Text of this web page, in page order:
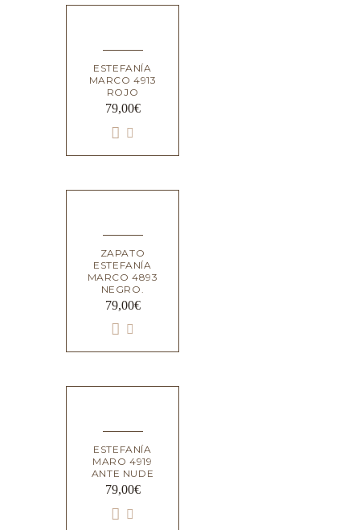
ESTEFANÍA
MARCO 4913
ROJO
79,00€
ZAPATO
ESTEFANÍA
MARCO 4893
NEGRO.
79,00€
ESTEFANÍA
MARO 4919
ANTE NUDE
79,00€